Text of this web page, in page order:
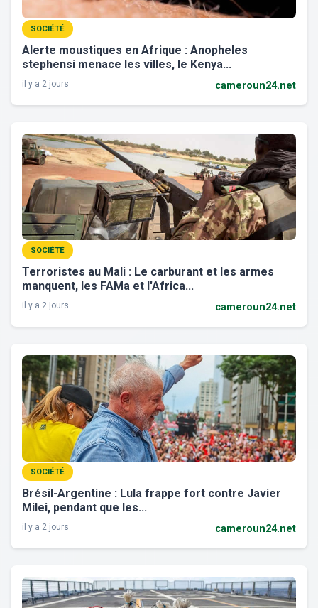
SOCIÉTÉ
Alerte moustiques en Afrique : Anopheles
stephensi menace les villes, le Kenya...
il y a 2 jours cameroun24.net
SOCIÉTÉ
Terroristes au Mali : Le carburant et les armes
manquent, les FAMa et l'Africa...
il y a 2 jours cameroun24.net
SOCIÉTÉ
Brésil-Argentine : Lula frappe fort contre Javier
Milei, pendant que les...
il y a 2 jours cameroun24.net